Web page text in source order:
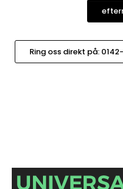
Ring oss direkt på: